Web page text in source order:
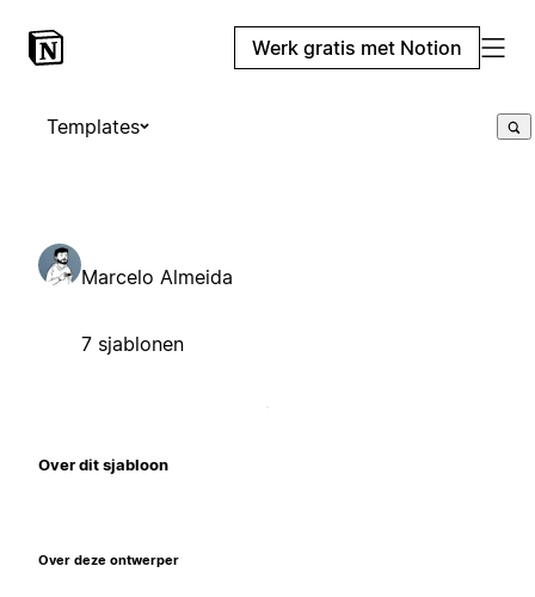
Werk gratis met Notion
Templates
Marcelo Almeida
7 sjablonen
Over dit sjabloon
Over deze ontwerper